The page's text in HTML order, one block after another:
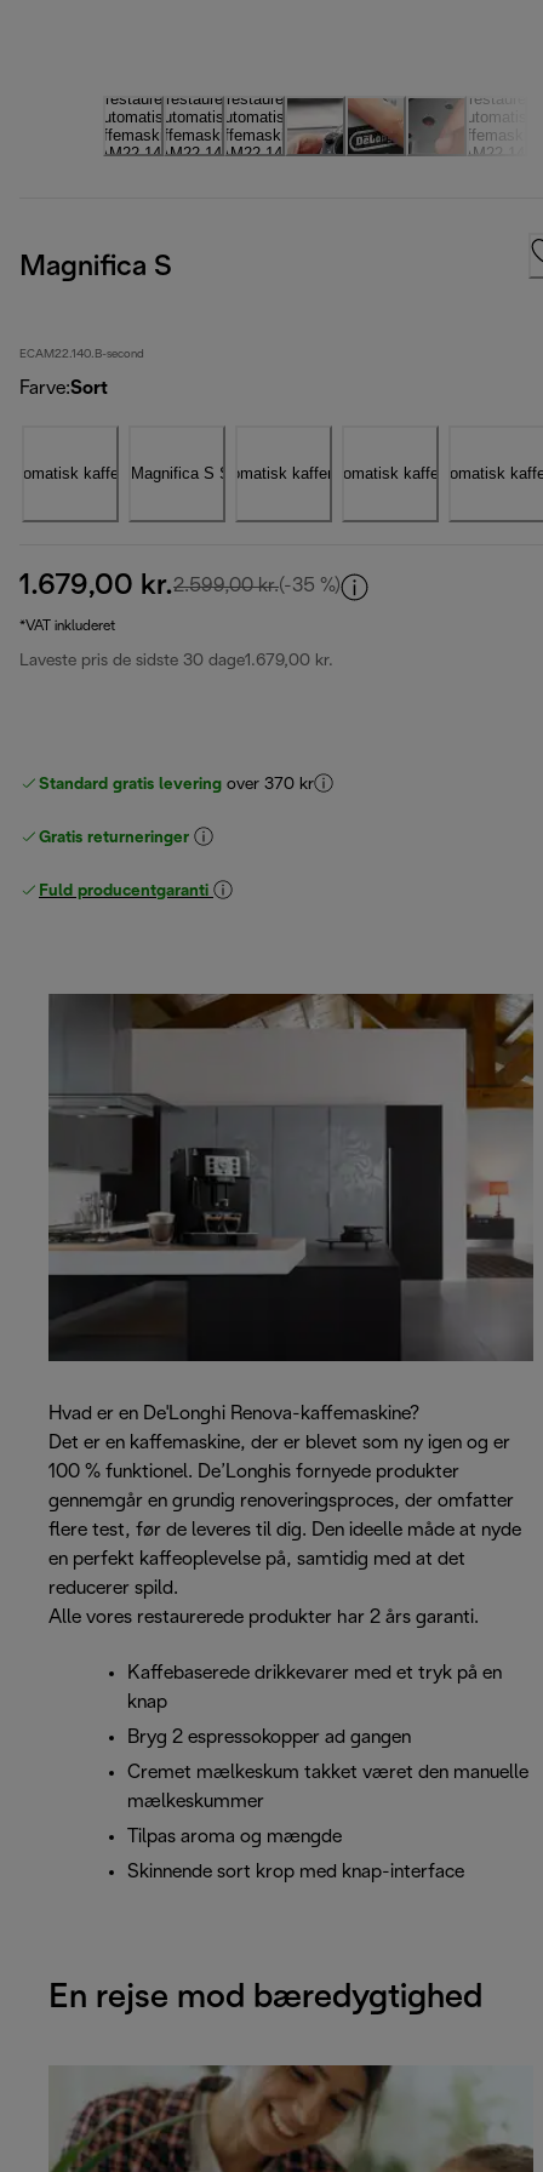
Magnifica S
ECAM22.140.B-second
Farve:Sort
1.679,00 kr.2.599,00 kr.oprindelig pris 2.599,00 kr.
(-35 %)
*VAT inkluderet
Laveste pris de sidste 30 dage1.679,00 kr.
Standard gratis levering over 370 kr
Gratis returneringer
Fuld producentgaranti
Hvad er en De'Longhi Renova-kaffemaskine?
Det er en kaffemaskine, der er blevet som ny igen og er
100 % funktionel. De’Longhis fornyede produkter
gennemgår en grundig renoveringsproces, der omfatter
flere test, før de leveres til dig. Den ideelle måde at nyde
en perfekt kaffeoplevelse på, samtidig med at det
reducerer spild.
Alle vores restaurerede produkter har 2 års garanti.
Kaffebaserede drikkevarer med et tryk på en
knap
Bryg 2 espressokopper ad gangen
Cremet mælkeskum takket været den manuelle
mælkeskummer
Tilpas aroma og mængde
Skinnende sort krop med knap-interface
En rejse mod bæredygtighed